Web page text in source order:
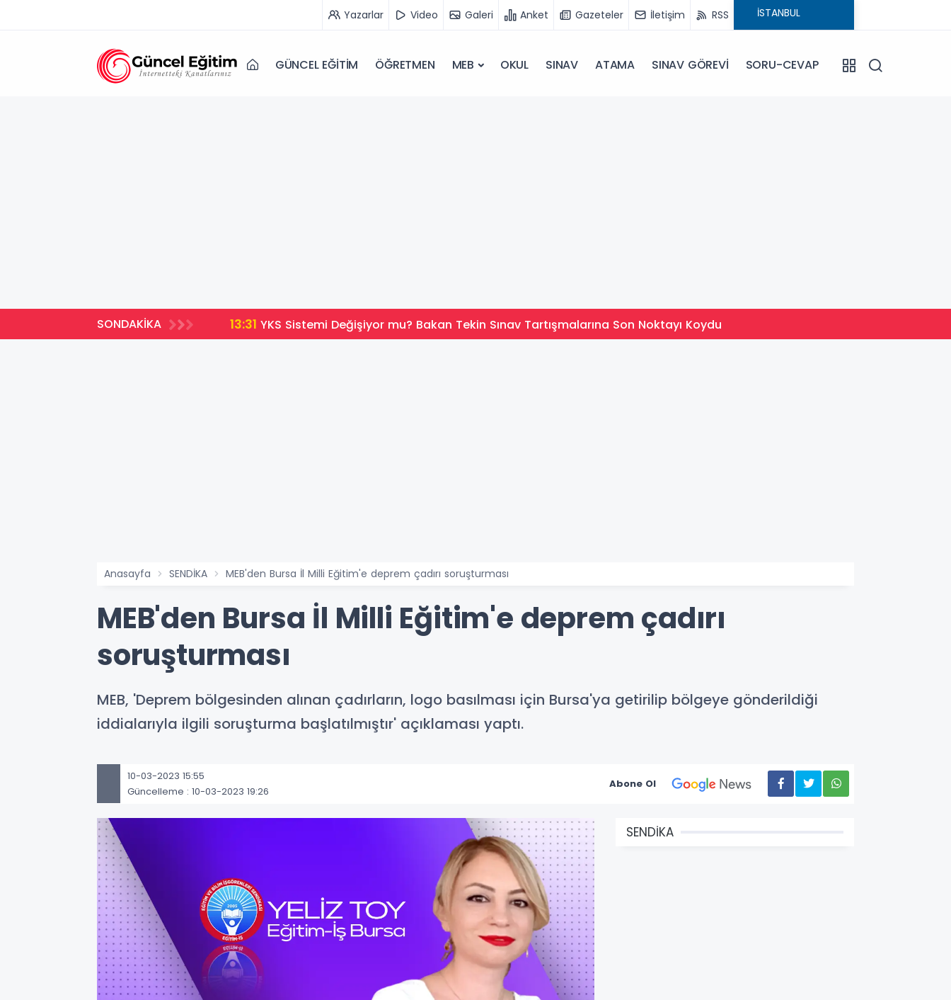
Yazarlar Video Galeri Anket Gazeteler İletişim RSS
GÜNCEL EĞİTİM ÖĞRETMEN MEB OKUL SINAV ATAMA SINAV GÖREVİ SORU-CEVAP
SONDAKİKA 13:31 YKS Sistemi Değişiyor mu? Bakan Tekin Sınav Tartışmalarına Son Noktayı Koydu
Anasayfa SENDİKA MEB'den Bursa İl Milli Eğitim'e deprem çadırı soruşturması
MEB'den Bursa İl Milli Eğitim'e deprem çadırı
soruşturması
MEB, 'Deprem bölgesinden alınan çadırların, logo basılması için Bursa'ya getirilip bölgeye gönderildiği
iddialarıyla ilgili soruşturma başlatılmıştır' açıklaması yaptı.
10-03-2023 15:55
Güncelleme : 10-03-2023 19:26
Abone Ol
SENDİKA